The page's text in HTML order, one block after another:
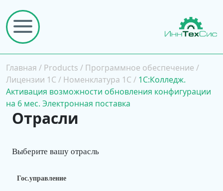
Главная / Products / Программное обеспечение /
Лицензии 1С / Номенклатура 1С / 1С:Колледж.
Активация возможности обновления конфигурации
на 6 мес. Электронная поставка
Отрасли
Гос.управление
Выберите вашу отрасль